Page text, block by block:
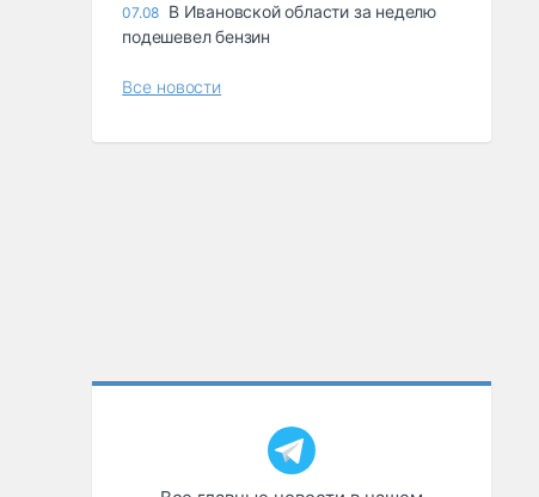
07.08 В Ивановской области за неделю
подешевел бензин
Все новости